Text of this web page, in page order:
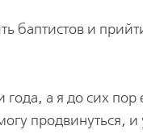
баптистов и
а я до сих
продвинуться,